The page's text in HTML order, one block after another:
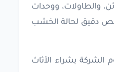
والطاولات، ووحدات
دقيق لحالة الخشب
الشركة بشراء الأثاث